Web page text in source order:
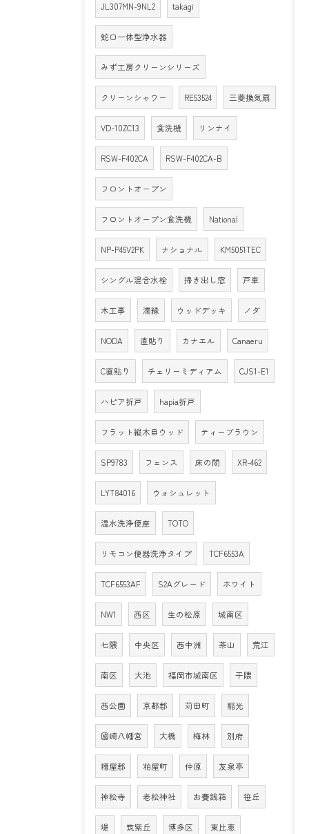
JL307MN-9NL2 takagi
蛇口一体型浄水器
みず工房クリーンシリーズ
クリーンシャワー RE53524 三菱換気扇
VD-10ZC13 食洗機 リンナイ
RSW-F402CA RSW-F402CA-B
フロントオープン
フロントオープン食洗機 National
NP-P45V2PK ナショナル KM5051TEC
シングル混合水栓 掃き出し窓 戸車
木工事 濡縁 ウッドデッキ ノダ
NODA 直貼り カナエル Canaeru
C直貼り チェリーミディアム CJS1-E1
ハピア折戸 hapia折戸
フラット縦木目ウッド ティーブラウン
SP9783 フェンス 床の間 XR-462
LYT84016 ウォシュレット
温水洗浄便座 TOTO
リモコン便器洗浄タイプ TCF6553A
TCF6553AF S2Aグレード ホワイト
NW1 西区 生の松原 城南区
七隈 中央区 西中洲 茶山 荒江
南区 大池 福岡市城南区 干隈
西公園 京都郡 苅田町 稲光
國崎八幡宮 大橋 梅林 別府
糟屋郡 粕屋町 仲原 友泉亭
神松寺 老松神社 お賽銭箱 笹丘
堤 筑紫丘 博多区 東比恵